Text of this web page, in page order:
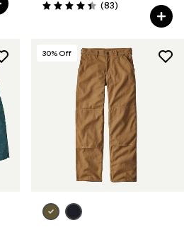
Valoración: 4.4 / 5
(83Comentarios
)
30% Off